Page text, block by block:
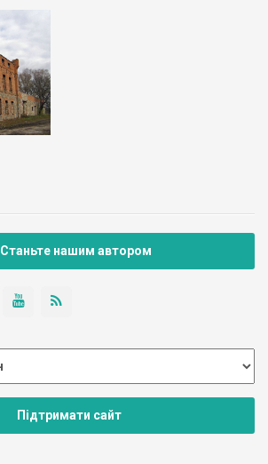
Станьте нашим автором
Підтримати сайт